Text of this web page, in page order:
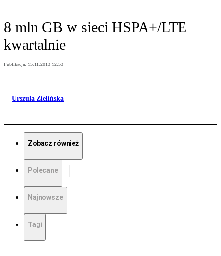
8 mln GB w sieci HSPA+/LTE
kwartalnie
Publikacja: 15.11.2013 12:53
Urszula Zielińska
Zobacz również
Polecane
Najnowsze
Tagi